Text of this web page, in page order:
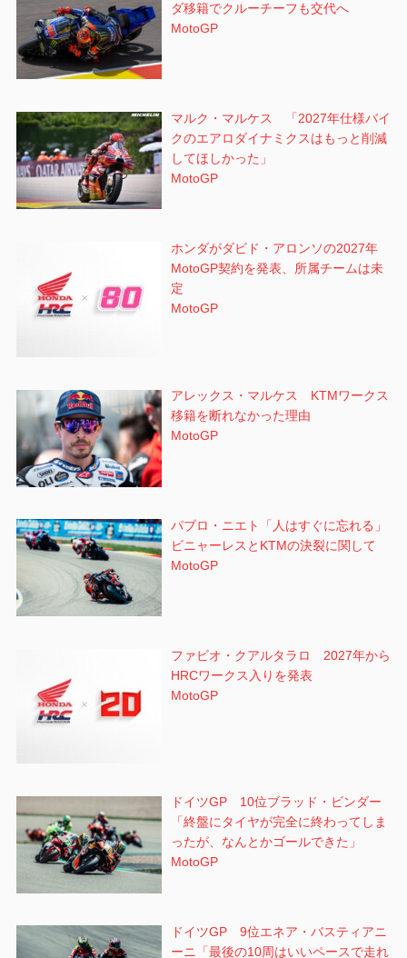
ダ移籍でクルーチーフも交代へ
MotoGP
マルク・マルケス 「2027年仕様バイ
クのエアロダイナミクスはもっと削減
してほしかった」
MotoGP
ホンダがダビド・アロンソの2027年
MotoGP契約を発表、所属チームは未
定
MotoGP
アレックス・マルケス KTMワークス
移籍を断れなかった理由
MotoGP
パブロ・ニエト「人はすぐに忘れる」
ビニャーレスとKTMの決裂に関して
MotoGP
ファビオ・クアルタラロ 2027年から
HRCワークス入りを発表
MotoGP
ドイツGP 10位ブラッド・ビンダー
「終盤にタイヤが完全に終わってしま
ったが、なんとかゴールできた」
MotoGP
ドイツGP 9位エネア・バスティアニ
ーニ「最後の10周はいいペースで走れ